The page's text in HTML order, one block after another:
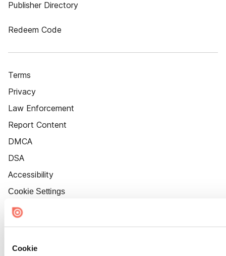
Cookie
Publisher Directory
Redeem Code
Terms
Privacy
Law Enforcement
Report Content
DMCA
DSA
Accessibility
Cookie Settings